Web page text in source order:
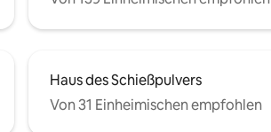
Haus des Schießpulvers
Von 31 Einheimischen empfohlen